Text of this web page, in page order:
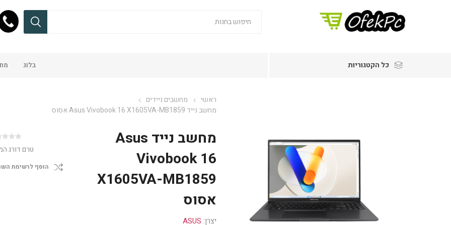
כל הקטגוריות בלוג
ראשי
מחשבים ניידים
מחשב נייד Asus Vivobook 16 X1605VA-MB1859 אסוס
מחשב נייד Asus
Vivobook 16
X1605VA-MB1859
אסוס
יצרן: ASUS
טרם דורג
הוסף לרשימת